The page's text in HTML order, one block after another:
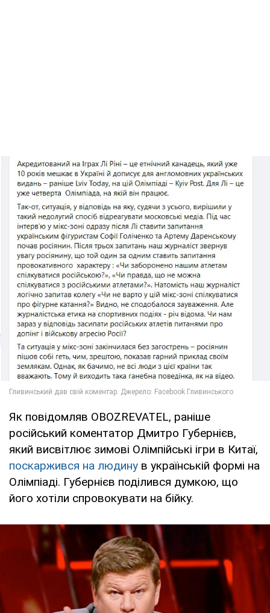
Як повідомляв OBOZREVATEL, раніше
російський коментатор Дмитро Губернієв,
який висвітлює зимові Олімпійські ігри в Китаї,
поскаржився на людину в українській формі на
Олімпіаді. Губернієв поділився думкою, що
його хотіли спровокувати на бійку.